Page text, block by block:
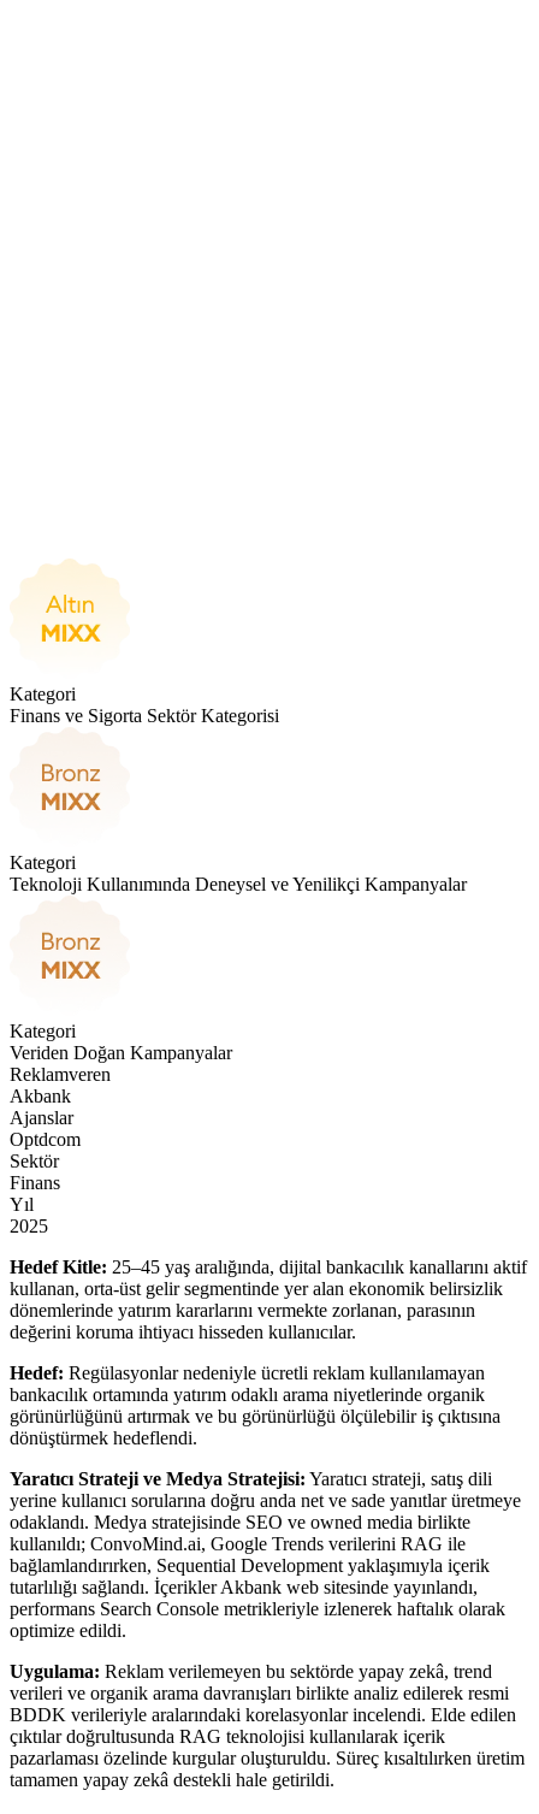
Kategori
Finans ve Sigorta Sektör Kategorisi
Kategori
Teknoloji Kullanımında Deneysel ve Yenilikçi Kampanyalar
Kategori
Veriden Doğan Kampanyalar
Reklamveren
Akbank
Ajanslar
Optdcom
Sektör
Finans
Yıl
2025
Hedef Kitle: 25–45 yaş aralığında, dijital bankacılık kanallarını aktif
kullanan, orta-üst gelir segmentinde yer alan ekonomik belirsizlik
dönemlerinde yatırım kararlarını vermekte zorlanan, parasının
değerini koruma ihtiyacı hisseden kullanıcılar.
Hedef: Regülasyonlar nedeniyle ücretli reklam kullanılamayan
bankacılık ortamında yatırım odaklı arama niyetlerinde organik
görünürlüğünü artırmak ve bu görünürlüğü ölçülebilir iş çıktısına
dönüştürmek hedeflendi.
Yaratıcı Strateji ve Medya Stratejisi: Yaratıcı strateji, satış dili
yerine kullanıcı sorularına doğru anda net ve sade yanıtlar üretmeye
odaklandı. Medya stratejisinde SEO ve owned media birlikte
kullanıldı; ConvoMind.ai, Google Trends verilerini RAG ile
bağlamlandırırken, Sequential Development yaklaşımıyla içerik
tutarlılığı sağlandı. İçerikler Akbank web sitesinde yayınlandı,
performans Search Console metrikleriyle izlenerek haftalık olarak
optimize edildi.
Uygulama: Reklam verilemeyen bu sektörde yapay zekâ, trend
verileri ve organik arama davranışları birlikte analiz edilerek resmi
BDDK verileriyle aralarındaki korelasyonlar incelendi. Elde edilen
çıktılar doğrultusunda RAG teknolojisi kullanılarak içerik
pazarlaması özelinde kurgular oluşturuldu. Süreç kısaltılırken üretim
tamamen yapay zekâ destekli hale getirildi.